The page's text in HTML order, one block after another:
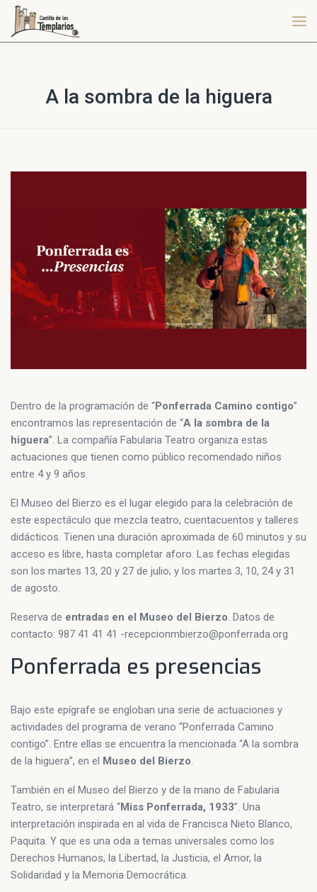
A la sombra de la higuera
Dentro de la programación de “Ponferrada Camino contigo”
encontramos las representación de “A la sombra de la
higuera”. La compañía Fabularia Teatro organiza estas
actuaciones que tienen como público recomendado niños
entre 4 y 9 años.
El Museo del Bierzo es el lugar elegido para la celebración de
este espectáculo que mezcla teatro, cuentacuentos y talleres
didácticos. Tienen una duración aproximada de 60 minutos y su
acceso es libre, hasta completar aforo. Las fechas elegidas
son los martes 13, 20 y 27 de julio; y los martes 3, 10, 24 y 31
de agosto.
Reserva de entradas en el Museo del Bierzo. Datos de
contacto: 987 41 41 41 -recepcionmbierzo@ponferrada.org
Ponferrada es presencias
Bajo este epígrafe se engloban una serie de actuaciones y
actividades del programa de verano “Ponferrada Camino
contigo”. Entre ellas se encuentra la mencionada “A la sombra
de la higuera”, en el Museo del Bierzo.
También en el Museo del Bierzo y de la mano de Fabularia
Teatro, se interpretará “Miss Ponferrada, 1933”. Una
interpretación inspirada en al vida de Francisca Nieto Blanco,
Paquita. Y que es una oda a temas universales como los
Derechos Humanos, la Libertad, la Justicia, el Amor, la
Solidaridad y la Memoria Democrática.